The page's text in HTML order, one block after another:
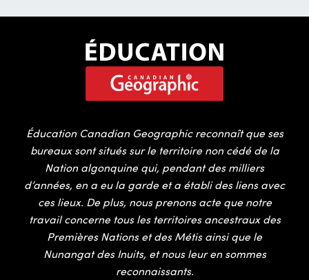
Éducation Canadian Geographic reconnaît que ses
bureaux sont situés sur le territoire non cédé de la
Nation algonquine qui, pendant des milliers
d’années, en a eu la garde et a établi des liens avec
ces lieux. De plus, nous prenons acte que notre
travail concerne tous les territoires ancestraux des
Premières Nations et des Métis ainsi que le
Nunangat des Inuits, et nous leur en sommes
reconnaissants.